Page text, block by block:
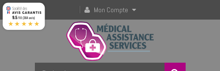
Mon Compte
9.5/10 (364 avis)
★★★★★